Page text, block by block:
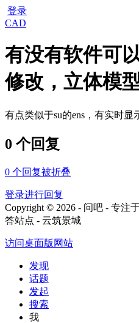
登录
CAD
有没有软件可
修改，立体模
有点类似于su的ens，有实时显
0 个回复
0 个回复被折叠
登录进行回复
Copyright © 2026 - 问吧 - 专注
答站点 - 云筑景城
访问桌面版网站
发现
话题
发起
搜索
我